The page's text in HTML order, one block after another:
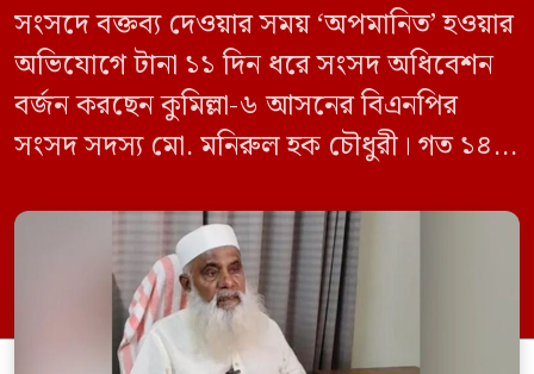
সংসদে বক্তব্য দেওয়ার সময় ‘অপমানিত’ হওয়ার
অভিযোগে টানা ১১ দিন ধরে সংসদ অধিবেশন
বর্জন করছেন কুমিল্লা-৬ আসনের বিএনপির
সংসদ সদস্য মো. মনিরুল হক চৌধুরী। গত ১৪
রুলিং ও সিদ্ধান্তের প্রতিবাদে ১৫ থেকে ২৫ জুন
পর্যন্ত তিনি সংসদে যাননি। মনিরুল হক চৌধুরী
বলেন, ‘আমাকে সংসদে অপমান করা হয়েছে।
স্পিকার ফোন […]